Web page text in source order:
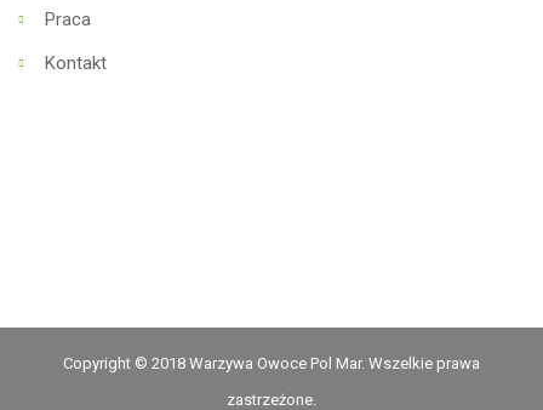
Praca
Kontakt
Copyright © 2018 Warzywa Owoce Pol Mar. Wszelkie prawa
zastrzeżone.